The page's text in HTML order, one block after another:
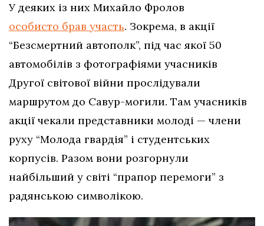
У деяких із них Михайло Фролов
особисто брав участь. Зокрема, в акції
“Безсмертний автополк”, під час якої 50
автомобілів з фотографіями учасників
Другої світової війни прослідували
маршрутом до Савур-могили. Там учасників
акції чекали представники молоді — члени
руху “Молода гвардія” і студентських
корпусів. Разом вони розгорнули
найбільший у світі “прапор перемоги” з
радянською символікою.